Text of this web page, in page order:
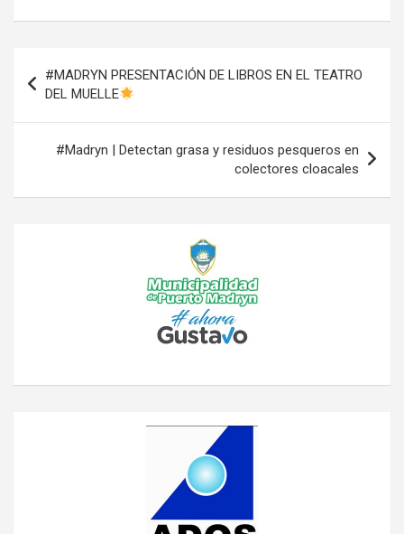
de
entradas
#MADRYN PRESENTACIÓN DE LIBROS EN EL TEATRO
DEL MUELLE
#Madryn | Detectan grasa y residuos pesqueros en
colectores cloacales